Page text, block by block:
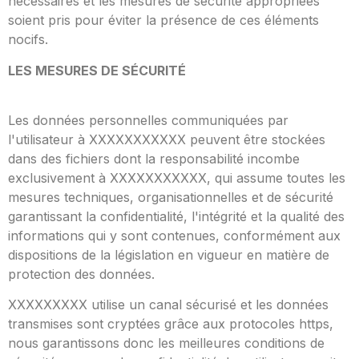
soient pris pour éviter la présence de ces éléments
nocifs.
LES MESURES DE SÉCURITÉ
Les données personnelles communiquées par
l'utilisateur à XXXXXXXXXXX peuvent être stockées
dans des fichiers dont la responsabilité incombe
exclusivement à XXXXXXXXXXX, qui assume toutes les
mesures techniques, organisationnelles et de sécurité
garantissant la confidentialité, l'intégrité et la qualité des
informations qui y sont contenues, conformément aux
dispositions de la législation en vigueur en matière de
protection des données.
XXXXXXXXX utilise un canal sécurisé et les données
transmises sont cryptées grâce aux protocoles https,
nous garantissons donc les meilleures conditions de